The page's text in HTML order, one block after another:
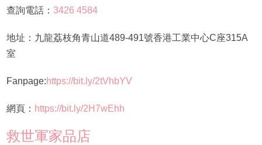
查詢電話： 3426 4584
地址：九龍荔枝角青山道489-491號香港工業中心C座315A
室
Fanpage:https://bit.ly/2tVhbYV
網頁： https://bit.ly/2H7wEhh
救世軍家品店